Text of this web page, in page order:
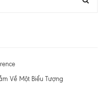
Về Một Biểu Tượng